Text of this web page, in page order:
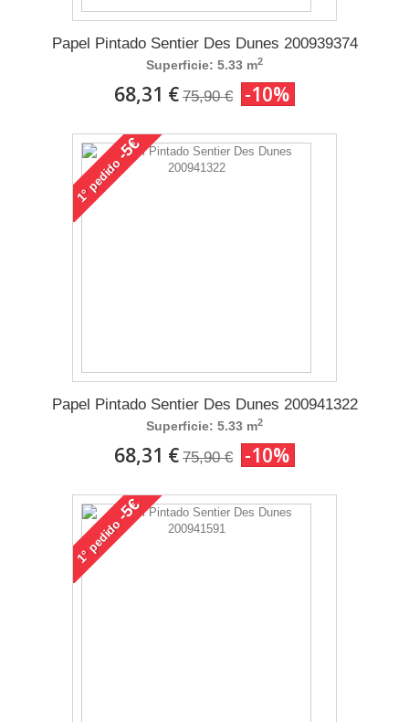
Papel Pintado Sentier Des Dunes 200939374
Superficie: 5.33 m2
68,31 € 75,90 € -10%
1°
pedido
-5€
Papel Pintado Sentier Des Dunes 200941322
Superficie: 5.33 m2
68,31 € 75,90 € -10%
1°
pedido
-5€